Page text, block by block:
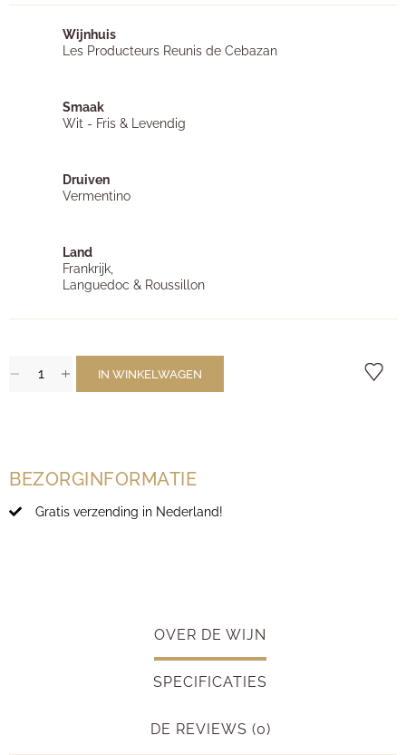
Wijnhuis
Les Producteurs Reunis de Cebazan
Smaak
Wit - Fris & Levendig
Druiven
Vermentino
Land
Frankrijk,
Languedoc & Roussillon
IN WINKELWAGEN
BEZORGINFORMATIE
Gratis verzending in Nederland!
OVER DE WIJN
SPECIFICATIES
DE REVIEWS (0)